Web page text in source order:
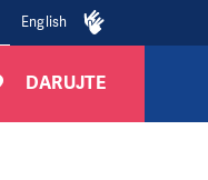
English
DARUJTE